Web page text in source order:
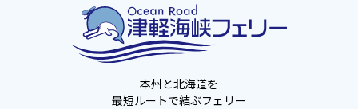
本州と北海道を
最短ルートで結ぶフェリー